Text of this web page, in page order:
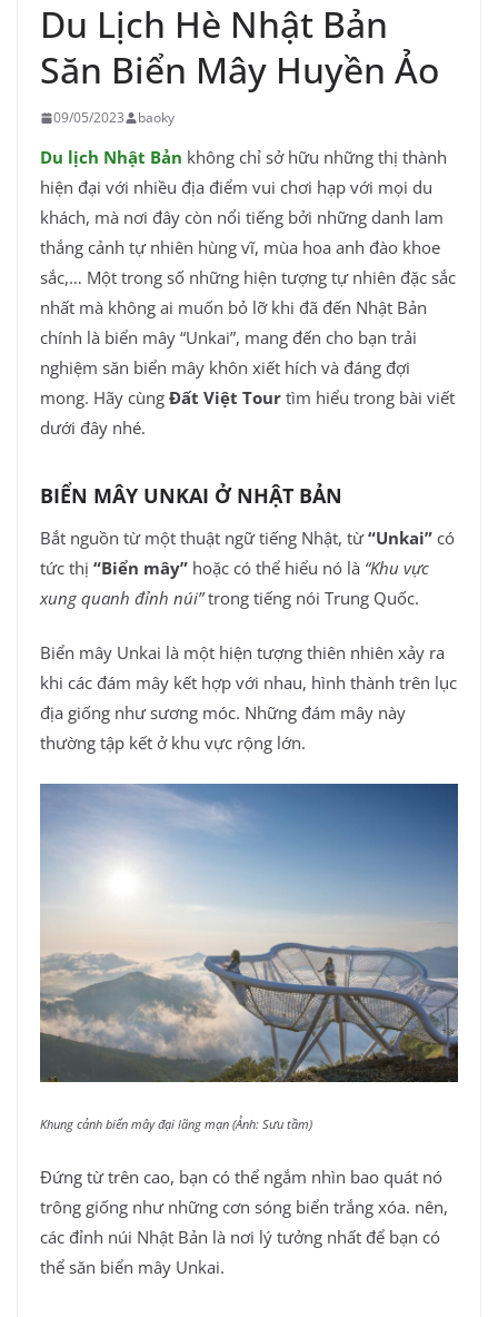
Du Lịch Hè Nhật Bản
Săn Biển Mây Huyền Ảo
09/05/2023 baoky
Du lịch Nhật Bản không chỉ sở hữu những thị thành
hiện đại với nhiều địa điểm vui chơi hạp với mọi du
khách, mà nơi đây còn nổi tiếng bởi những danh lam
thắng cảnh tự nhiên hùng vĩ, mùa hoa anh đào khoe
sắc,… Một trong số những hiện tượng tự nhiên đặc sắc
nhất mà không ai muốn bỏ lỡ khi đã đến Nhật Bản
chính là biển mây “Unkai”, mang đến cho bạn trải
nghiệm săn biển mây khôn xiết hích và đáng đợi
mong. Hãy cùng Đất Việt Tour tìm hiểu trong bài viết
dưới đây nhé.
BIỂN MÂY UNKAI Ở NHẬT BẢN
Bắt nguồn từ một thuật ngữ tiếng Nhật, từ “Unkai” có
tức thị “Biển mây” hoặc có thể hiểu nó là “Khu vực
xung quanh đỉnh núi” trong tiếng nói Trung Quốc.
Biển mây Unkai là một hiện tượng thiên nhiên xảy ra
khi các đám mây kết hợp với nhau, hình thành trên lục
địa giống như sương móc. Những đám mây này
thường tập kết ở khu vực rộng lớn.
Khung cảnh biển mây đại lãng mạn (Ảnh: Sưu tầm)
Đứng từ trên cao, bạn có thể ngắm nhìn bao quát nó
trông giống như những cơn sóng biển trắng xóa. nên,
các đỉnh núi Nhật Bản là nơi lý tưởng nhất để bạn có
thể săn biển mây Unkai.